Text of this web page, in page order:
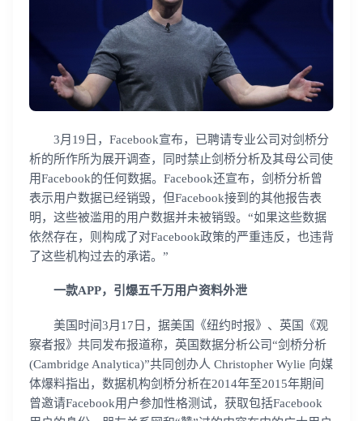
3月19日，Facebook宣布，已聘请专业公司对剑桥分
析的所作所为展开调查，同时禁止剑桥分析及其母公司使
用Facebook的任何数据。Facebook还宣布，剑桥分析曾
表示用户数据已经销毁，但Facebook接到的其他报告表
明，这些被滥用的用户数据并未被销毁。“如果这些数据
依然存在，则构成了对Facebook政策的严重违反，也违背
了这些机构过去的承诺。”
一款APP，引爆五千万用户资料外泄
美国时间3月17日，据美国《纽约时报》、英国《观
察者报》共同发布报道称，英国数据分析公司“剑桥分析
(Cambridge Analytica)”共同创办人 Christopher Wylie 向媒
体爆料指出，数据机构剑桥分析在2014年至2015年期间
曾邀请Facebook用户参加性格测试，获取包括Facebook